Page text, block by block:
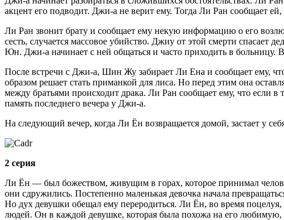
акцент его подводит. Джи-а не верит ему. Тогда Ли Ран сообщает ей,
Ли Ран звонит брату и сообщает ему некую информацию о его
сесть, случается массовое убийство. Джиу от этой смерти спасает
Юн. Джи-а начинает с ней общаться и часто приходить в больницу.
После встречи с Джи-а, Шин Жу забирает Ли Ена и сообщает ему,
образом решает стать приманкой для лиса. Но перед этим она
между братьями происходит драка. Ли Ран сообщает ему, что если в
память последнего вечера у Джи-а.
На следующий вечер, когда Ли Ён возвращается домой, застает у
2 серия
Ли Ён — был божеством, живущим в горах, которое принимал
они сдружились. Постепенно маленькая девочка начала
Но дух девушки обещал ему переродиться. Ли Ён, во время поцелуя,
людей. Он в каждой девушке, которая была похожа на его